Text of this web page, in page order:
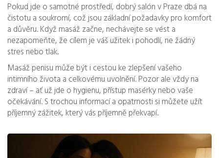
Pokud jde o samotné prostředí, dobrý salón v Praze dbá na
čistotu a soukromí, což jsou základní požadavky pro komfort
a důvěru. Když masáž začne, nechávejte se vést a
nezapomeňte, že cílem je váš užitek i pohodlí, ne žádný
stres nebo tlak.
Masáž penisu může být i cestou ke zlepšení vašeho
intimního života a celkovému uvolnění. Pozor ale vždy na
zdraví – ať už jde o hygienu, přístup masérky nebo vaše
očekávání. S trochou informací a opatrnosti si můžete užít
příjemný zážitek, který vás příjemně překvapí.